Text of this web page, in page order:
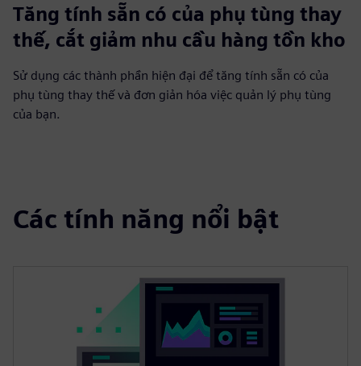
Tăng tính sẵn có của phụ tùng thay
thế, cắt giảm nhu cầu hàng tồn kho
Sử dụng các thành phần hiện đại để tăng tính sẵn có của
phụ tùng thay thế và đơn giản hóa việc quản lý phụ tùng
của bạn.
Các tính năng nổi bật